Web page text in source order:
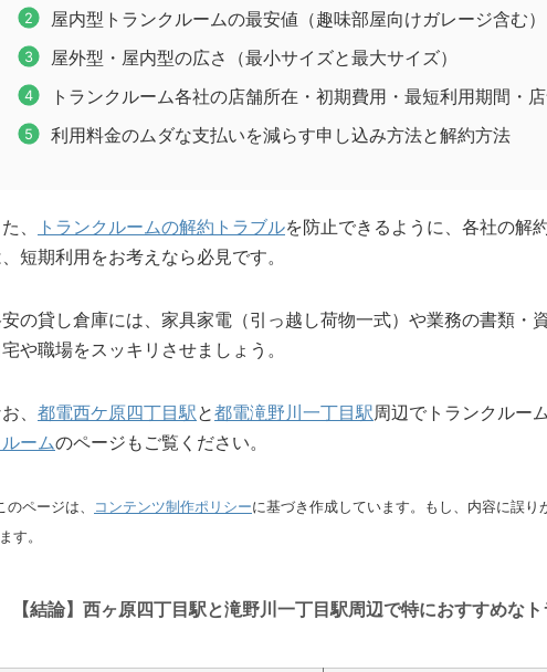
屋内型トランクルームの最安値（趣味部屋向けガレージ含む）
屋外型・屋内型の広さ（最小サイズと最大サイズ）
トランクルーム各社の店舗所在・初期費用・最短利用期間・
利用料金のムダな支払いを減らす申し込み方法と解約方法
、 トランクルームの解約トラブルを防止できるように、各社の解
短期利用をお考えなら必見です。
の貸し倉庫には、家具家電（引っ越し荷物一式）や業務の書類・
や職場をスッキリさせましょう。
、 都電西ケ原四丁目駅と都電滝野川一丁目駅周辺でトランクルー
ームのページもご覧ください。
のページは、 コンテンツ制作ポリシーに基づき作成しています。もし、内容に誤り
す。
【結論】西ヶ原四丁目駅と滝野川一丁目駅周辺で特におすすめな